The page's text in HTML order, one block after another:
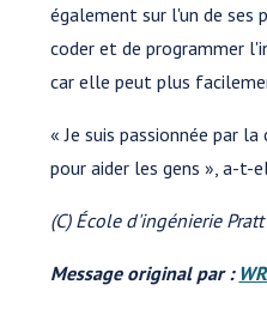
également sur l'un de ses
coder et de programmer
car elle peut plus
« Je suis passionnée par
pour aider les gens », a-t-
(C) École d'ingénierie
Message original par :